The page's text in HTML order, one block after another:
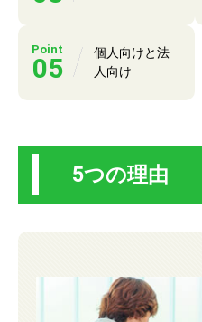
Point
05
個人向けと法
人向け
5つの理由